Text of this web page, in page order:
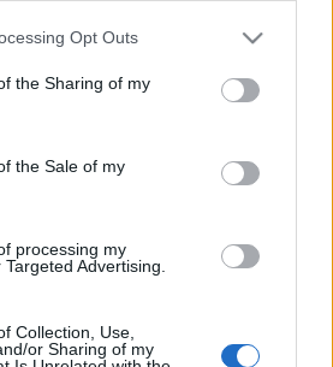
app uses one or more Google
usage behaviour. You may click to
Google and its third-party tags to
specified purposes in below Google
Opt Outs
the Sharing of my
the Sale of my
processing my
Advertising.
Collection, Use,
or Sharing of my
Műszaki Főiskola új
Dinamikus csendélet A rendezvény
1056 Budapest, Váci u. 36.
MEGOSZTÁS